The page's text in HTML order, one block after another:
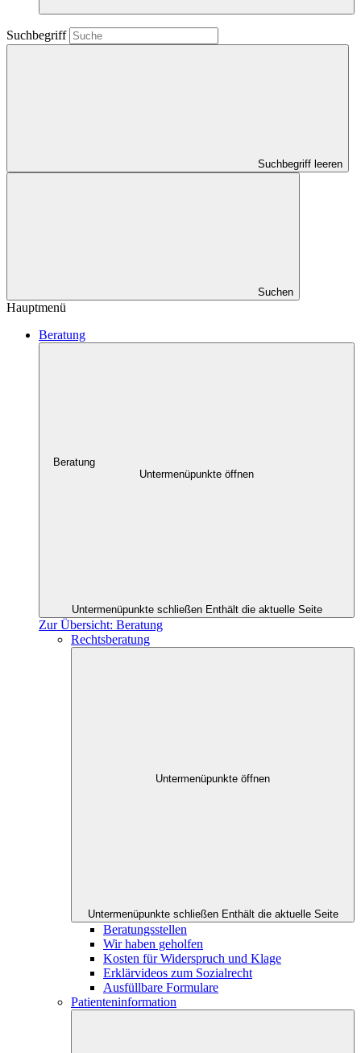
Suchbegriff
Suchbegriff leeren
Suchen
Hauptmenü
Beratung
Beratung
Untermenüpunkte öffnen
Untermenüpunkte schließen Enthält die aktuelle Seite
Zur Übersicht: Beratung
Rechtsberatung
Untermenüpunkte öffnen
Untermenüpunkte schließen Enthält die aktuelle Seite
Beratungsstellen
Wir haben geholfen
Kosten für Widerspruch und Klage
Erklärvideos zum Sozialrecht
Ausfüllbare Formulare
Patienteninformation